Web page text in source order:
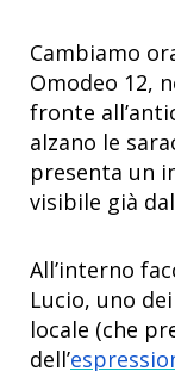
Cambiamo
Omodeo 12,
fronte
alzano le
presenta un
visibile già
All’interno
Lucio, uno
locale (che
dell’